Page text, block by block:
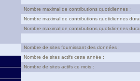
Nombre maximal de contributions quotidiennes :
Nombre maximal de contributions quotidiennes
Nombre maximal de contributions quotidiennes
Nombre de sites fournissant des données :
Nombre de sites actifs cette année :
Nombre de sites actifs ce mois :